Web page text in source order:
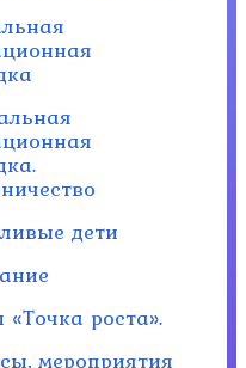
дети
роста».
мероприятия